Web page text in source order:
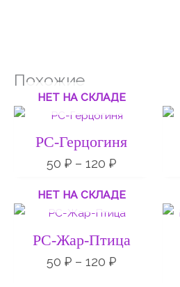
Похожие
НЕТ НА СКЛАДЕ
РС-Герцогиня
50 ₽ – 120 ₽
Диапазон
цен:
–
120 ₽
НЕТ НА СКЛАДЕ
РС-Жар-Птица
50 ₽ – 120 ₽
Диапазон
цен:
–
120 ₽